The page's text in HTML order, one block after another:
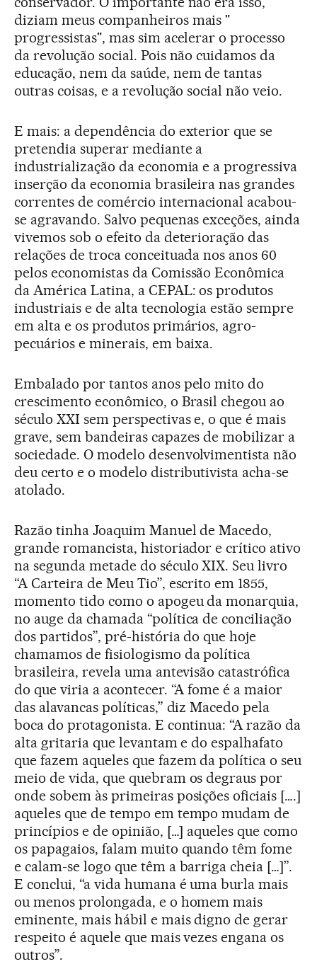
diziam meus companheiros mais "
progressistas", mas sim acelerar o processo
da revolução social. Pois não cuidamos da
educação, nem da saúde, nem de tantas
outras coisas, e a revolução social não veio.
E mais: a dependência do exterior que se
pretendia superar mediante a
industrialização da economia e a progressiva
inserção da economia brasileira nas grandes
correntes de comércio internacional acabou-
se agravando. Salvo pequenas exceções, ainda
vivemos sob o efeito da deterioração das
relações de troca conceituada nos anos 60
pelos economistas da Comissão Econômica
da América Latina, a CEPAL: os produtos
industriais e de alta tecnologia estão sempre
em alta e os produtos primários, agro-
pecuários e minerais, em baixa.
Embalado por tantos anos pelo mito do
crescimento econômico, o Brasil chegou ao
século XXI sem perspectivas e, o que é mais
grave, sem bandeiras capazes de mobilizar a
sociedade. O modelo desenvolvimentista não
deu certo e o modelo distributivista acha-se
atolado.
Razão tinha Joaquim Manuel de Macedo,
grande romancista, historiador e crítico ativo
na segunda metade do século XIX. Seu livro
“A Carteira de Meu Tio”, escrito em 1855,
momento tido como o apogeu da monarquia,
no auge da chamada “política de conciliação
dos partidos”, pré-história do que hoje
chamamos de fisiologismo da política
brasileira, revela uma antevisão catastrófica
do que viria a acontecer. “A fome é a maior
das alavancas políticas,” diz Macedo pela
boca do protagonista. E continua: “A razão da
alta gritaria que levantam e do espalhafato
que fazem aqueles que fazem da política o seu
meio de vida, que quebram os degraus por
onde sobem às primeiras posições oficiais [….]
aqueles que de tempo em tempo mudam de
princípios e de opinião, […] aqueles que como
os papagaios, falam muito quando têm fome
e calam-se logo que têm a barriga cheia […]”.
E conclui, “a vida humana é uma burla mais
ou menos prolongada, e o homem mais
eminente, mais hábil e mais digno de gerar
respeito é aquele que mais vezes engana os
outros”.